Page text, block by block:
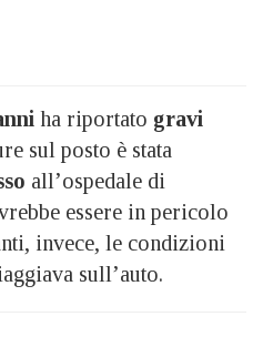
ha riportato gravi
sul posto è stata
all’ospedale di
essere in pericolo
invece, le condizioni
sull’auto.